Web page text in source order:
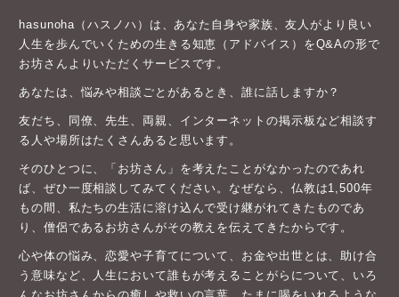
hasunoha（ハスノハ）は、あなた自身や家族、友人がより良い
人生を歩んでいくための生きる知恵（アドバイス）をQ&Aの形で
お坊さんよりいただくサービスです。
あなたは、悩みや相談ごとがあるとき、誰に話しますか？
友だち、同僚、先生、両親、インターネットの掲示板など相談す
る人や場所はたくさんあると思います。
そのひとつに、「お坊さん」を考えたことがなかったのであれ
ば、ぜひ一度相談してみてください。なぜなら、仏教は1,500年
もの間、私たちの生活に溶け込んで受け継がれてきたものであ
り、僧侶であるお坊さんがその教えを伝えてきたからです。
心や体の悩み、恋愛や子育てについて、お金や出世とは、助け合
う意味など、人生において誰もが考えることがらについて、いろ